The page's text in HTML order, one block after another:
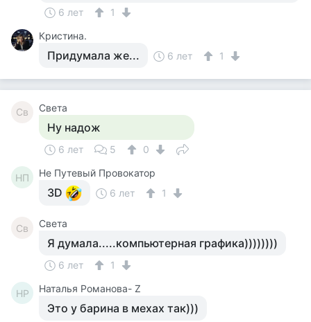
6 лет
1
Кристина.
Придумала же... 6 лет 1
Св Света
Ну надож
6 лет 5 0
НП Не Путевый Провокатор
3D 6 лет 1
Св Света
Я думала.....компьютерная графика))))))))
6 лет 1
НР Наталья Романова- Z
Это у барина в мехах так)))